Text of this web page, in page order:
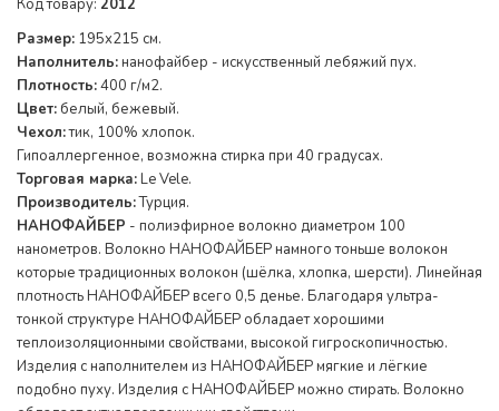
Код товару: 2012
Размер: 195х215 см.
Наполнитель:нанофайбер - искусственный лебяжий пух.
Плотность:400 г/м2.
Цвет:белый, бежевый.
Чехол:тик, 100% хлопок.
Гипоаллергенное, возможна стирка при 40 градусах.
Торговая марка:Le Vele.
Производитель:Турция.
НАНОФАЙБЕР - полиэфирное волокно диаметром 100
нанометров. Волокно НАНОФАЙБЕР намного тоньше волокон
которые традиционных волокон (шёлка, хлопка, шерсти). Линейная
плотность НАНОФАЙБЕР всего 0,5 денье. Благодаря ультра-
тонкой структуре НАНОФАЙБЕР обладает хорошими
теплоизоляционными свойствами, высокой гигроскопичностью.
Изделия с наполнителем из НАНОФАЙБЕР мягкие и лёгкие
подобно пуху. Изделия с НАНОФАЙБЕР можно стирать. Волокно